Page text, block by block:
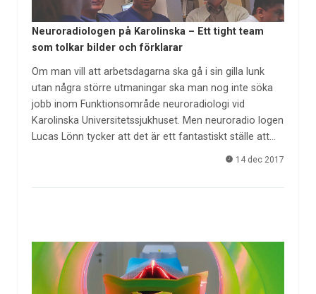
Neuroradiologen på Karolinska – Ett tight team
som tolkar bilder och förklarar
Om man vill att arbetsdagarna ska gå i sin gilla lunk
utan några större utmaningar ska man nog inte söka
jobb inom Funktionsområde neuroradiologi vid
Karolinska Universitetssjukhuset. Men neuroradio logen
Lucas Lönn tycker att det är ett fantastiskt ställe att…
14 dec 2017